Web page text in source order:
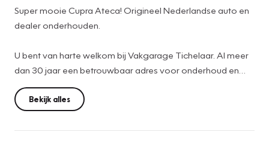
Super mooie Cupra Ateca! Origineel Nederlandse auto en
dealer onderhouden.
U bent van harte welkom bij Vakgarage Tichelaar. Al meer
dan 30 jaar een betrouwbaar adres voor onderhoud en
verkoop van gebruikte auto’s.
Financiering nodig? Bereken zelf je maandbedrag op
Bekijk alles